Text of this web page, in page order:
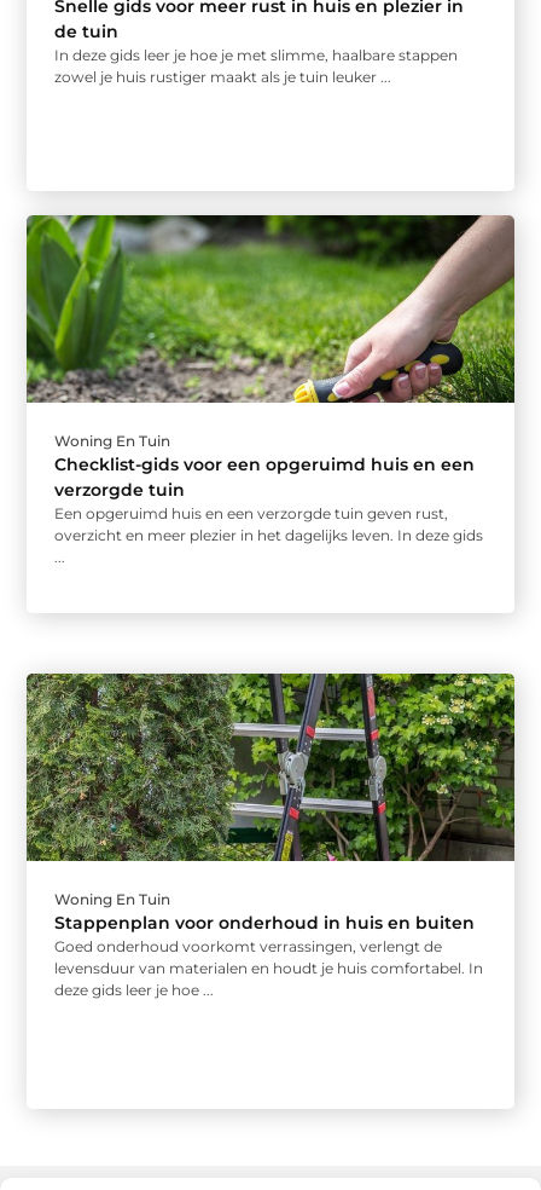
Snelle gids voor meer rust in huis en plezier in
de tuin
In deze gids leer je hoe je met slimme, haalbare stappen
zowel je huis rustiger maakt als je tuin leuker ...
Woning En Tuin
Checklist-gids voor een opgeruimd huis en een
verzorgde tuin
Een opgeruimd huis en een verzorgde tuin geven rust,
overzicht en meer plezier in het dagelijks leven. In deze gids
Woning En Tuin
Stappenplan voor onderhoud in huis en buiten
Goed onderhoud voorkomt verrassingen, verlengt de
levensduur van materialen en houdt je huis comfortabel. In
deze gids leer je hoe ...